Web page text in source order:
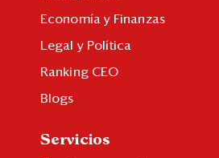
Economía y Finanzas
Legal y Política
Ranking CEO
Blogs
Servicios